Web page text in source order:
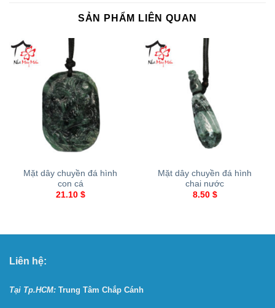
SẢN PHẨM LIÊN QUAN
Mặt dây chuyền đá hình
con cá
21.10 $
Mặt dây chuyền đá hình
chai nước
8.50 $
Liên hệ:
Tại Tp.HCM: Trung Tâm Chắp Cánh